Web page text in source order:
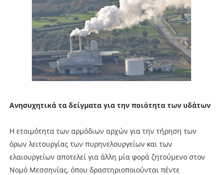
Ανησυχητικά τα δείγματα για την ποιότητα των υδάτων
Η ετοιμότητα των αρμόδιων αρχών για την τήρηση των
όρων λειτουργίας των πυρηνελουργείων και των
ελαιουργείων αποτελεί για άλλη μία φορά ζητούμενο στον
Νομό Μεσσηνίας, όπου δραστηριοποιούνται πέντε